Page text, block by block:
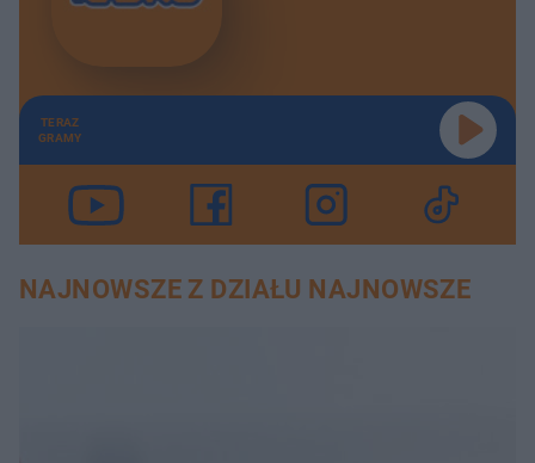
TERAZ
GRAMY
NAJNOWSZE Z DZIAŁU NAJNOWSZE